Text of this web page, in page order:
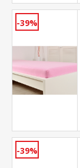
-39%
-39%